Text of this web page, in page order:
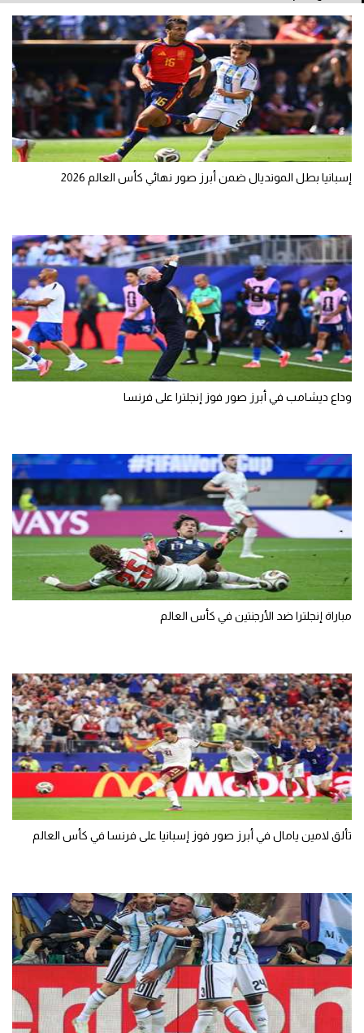
كرة يد
كرة طائرة
الوطن العربي
في المونديال
رياضة نسائية
ركن الألعاب
أقسام خاصة
Gamers
ميركاتو
تحقيق في الجول
حكايات في الجول
كويز في الجول
فيديو في الجول
إسبانيا بطل المونديال ضمن أبرز صور نهائي كأس العالم 2026
وداع ديشامب في أبرز صور فوز إنجلترا على فرنسا
مباراة إنجلترا ضد الأرجنتين في كأس العالم
تألق لامين يامال في أبرز صور فوز إسبانيا على فرنسا في كأس العالم